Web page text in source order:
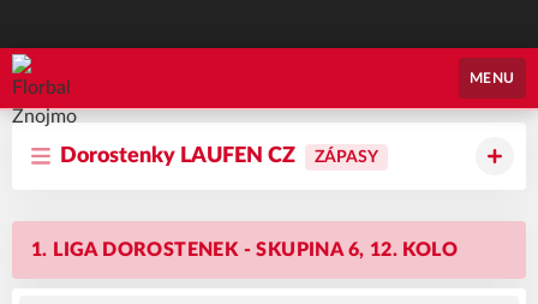
Florbal Znojmo
MENU
Dorostenky LAUFEN CZ ZÁPASY
1. LIGA DOROSTENEK - SKUPINA 6, 12. KOLO